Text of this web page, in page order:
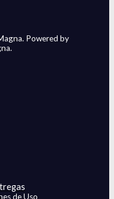
Powered by
de Uso